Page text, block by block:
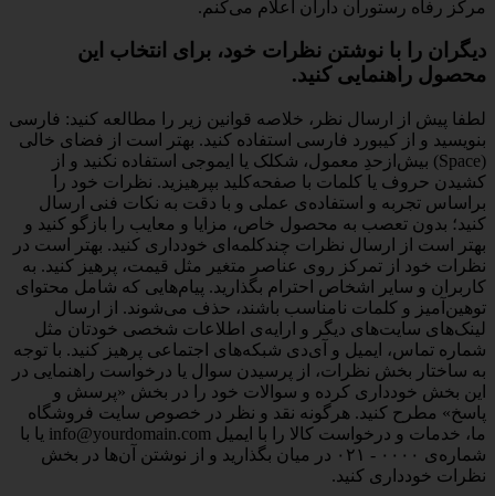
مرکز رفاه رستوران داران اعلام می‌کنم.
دیگران را با نوشتن نظرات خود، برای انتخاب این
محصول راهنمایی کنید.
لطفا پیش از ارسال نظر، خلاصه قوانین زیر را مطالعه کنید: فارسی
بنویسید و از کیبورد فارسی استفاده کنید. بهتر است از فضای خالی
(Space) بیش‌از‌حدِ معمول، شکلک یا ایموجی استفاده نکنید و از
کشیدن حروف یا کلمات با صفحه‌کلید بپرهیزید. نظرات خود را
براساس تجربه و استفاده‌ی عملی و با دقت به نکات فنی ارسال
کنید؛ بدون تعصب به محصول خاص، مزایا و معایب را بازگو کنید و
بهتر است از ارسال نظرات چندکلمه‌‌ای خودداری کنید. بهتر است در
نظرات خود از تمرکز روی عناصر متغیر مثل قیمت، پرهیز کنید. به
کاربران و سایر اشخاص احترام بگذارید. پیام‌هایی که شامل محتوای
توهین‌آمیز و کلمات نامناسب باشند، حذف می‌شوند. از ارسال
لینک‌های سایت‌های دیگر و ارایه‌ی اطلاعات شخصی خودتان مثل
شماره تماس، ایمیل و آی‌دی شبکه‌های اجتماعی پرهیز کنید. با توجه
به ساختار بخش نظرات، از پرسیدن سوال یا درخواست راهنمایی در
این بخش خودداری کرده و سوالات خود را در بخش «پرسش و
پاسخ» مطرح کنید. هرگونه نقد و نظر در خصوص سایت فروشگاه
ما، خدمات و درخواست کالا را با ایمیل info@yourdomain.com یا با
شماره‌ی ۰۰۰۰ - ۰۲۱ در میان بگذارید و از نوشتن آن‌ها در بخش
نظرات خودداری کنید.